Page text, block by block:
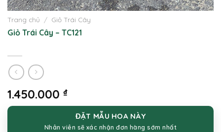
Trang chủ / Giỏ Trái Cây
Giỏ Trái Cây – TC121
1.450.000 ₫
ĐẶT MẪU HOA NÀY
Nhân viên sẽ xác nhận đơn hàng sớm nhất